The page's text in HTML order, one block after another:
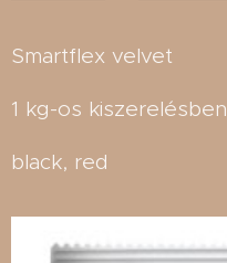
Smartflex velvet
1 kg-os kiszerelésben
black, red